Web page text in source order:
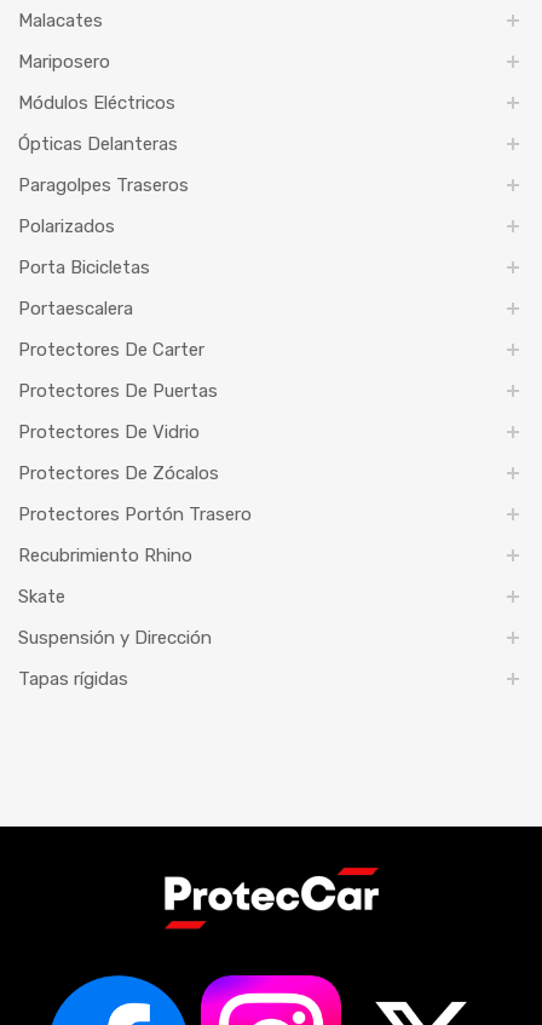
Malacates
Mariposero
Módulos Eléctricos
Ópticas Delanteras
Paragolpes Traseros
Polarizados
Porta Bicicletas
Portaescalera
Protectores De Carter
Protectores De Puertas
Protectores De Vidrio
Protectores De Zócalos
Protectores Portón Trasero
Recubrimiento Rhino
Skate
Suspensión y Dirección
Tapas rígidas